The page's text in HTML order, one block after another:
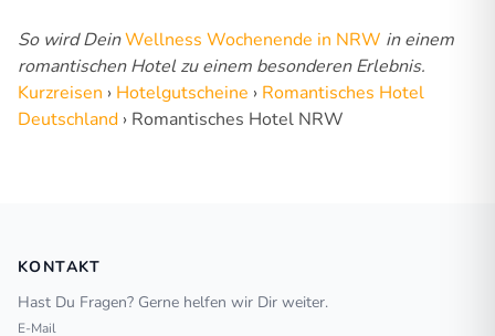
So wird DeinWellness Wochenende in NRW in einem
romantischen Hotel zu einem besonderen Erlebnis.
Kurzreisen › Hotelgutscheine › Romantisches Hotel
Deutschland › Romantisches Hotel NRW
KONTAKT
Hast Du Fragen? Gerne helfen wir Dir weiter.
E-Mail